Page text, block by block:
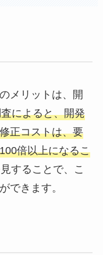
メリットは、開
によると、開発
正コストは、要
倍以上になるこ
することで、こ
できます。